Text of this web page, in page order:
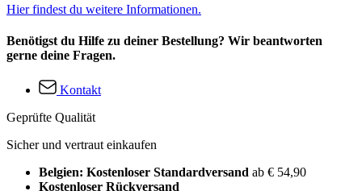
Hier findest du weitere Informationen.
Benötigst du Hilfe zu deiner Bestellung? Wir beantworten
gerne deine Fragen.
Kontakt
Geprüfte Qualität
Sicher und vertraut einkaufen
Belgien: Kostenloser Standardversand ab € 54,90
Kostenloser Rückversand